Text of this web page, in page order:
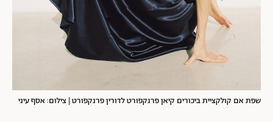
שפת אם קולקציית ביכורים קיאן פרנקפורט לדורין פרנקפורט | צילום: אסף עיני